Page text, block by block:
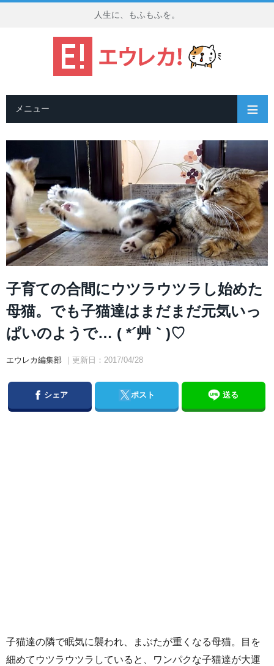
人生に、もふもふを。
メニュー
子育ての合間にウツラウツラし始めた
母猫。でも子猫達はまだまだ元気いっ
ぱいのようで… ( *´艸｀)♡
エウレカ編集部 ｜更新日：2017/04/28
Facebook
シェア Twitterポスト 送る
子猫達の隣で眠気に襲われ、まぶたが重くなる母猫。目を
細めてウツラウツラしていると、ワンパクな子猫達が大運